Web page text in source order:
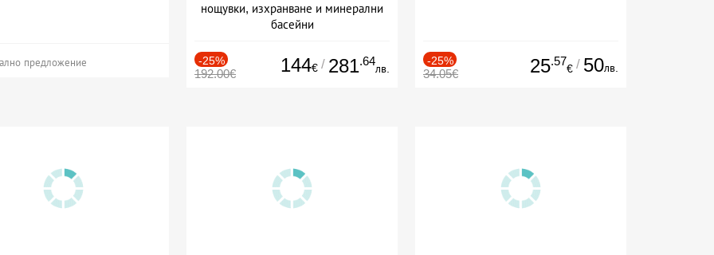
предложение
нощувки, изхранване и минерални
басейни
-25%
192.00€ 144€ / 281.64
лв.
-25%
34.05€ 25.57
€ / 50лв.